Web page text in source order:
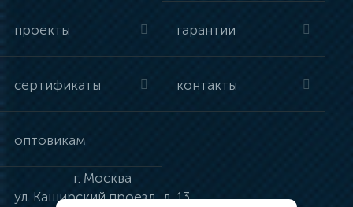
проекты гарантии
сертификаты контакты
оптовикам
г. Москва
ул. Каширский проезд, д. 13